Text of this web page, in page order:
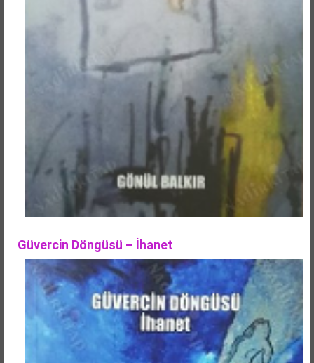
Güvercin Döngüsü – İhanet